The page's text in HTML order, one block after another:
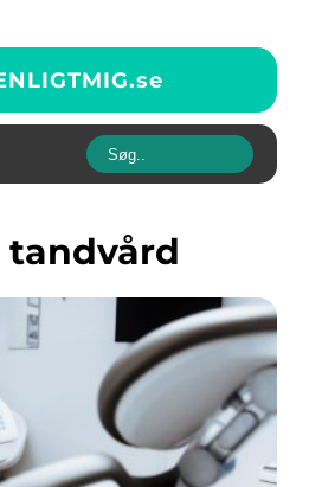
se
tandvård